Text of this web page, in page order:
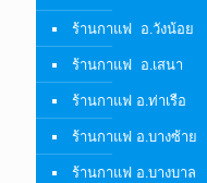
ร้านกาแฟ อ.วังน้อย
ร้านกาแฟ อ.เสนา
ร้านกาแฟ อ.ท่าเรือ
ร้านกาแฟ อ.บางซ้าย
ร้านกาแฟ อ.บางบาล